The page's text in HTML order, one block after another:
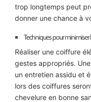
trop longtemps peut
donner une chance à
Techniques pour minimiser
Réaliser une coiffure
gestes appropriés.
un entretien assidu et
lors des coiffures
chevelure en bonne